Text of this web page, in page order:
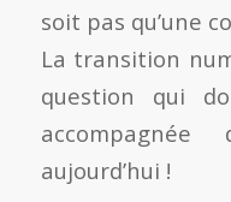
soit pas qu’une
La transition
question qui
aujourd’hui !